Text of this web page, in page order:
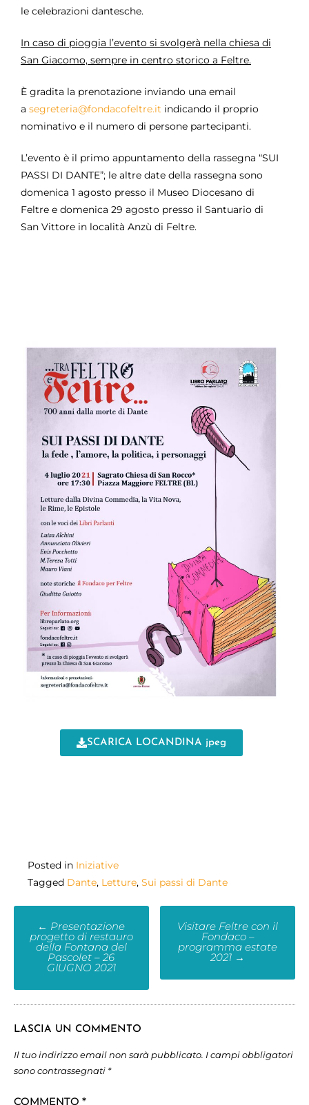
le celebrazioni dantesche.
In caso di pioggia l’evento si svolgerà nella chiesa di
San Giacomo, sempre in centro storico a Feltre.
È gradita la prenotazione inviando una email
a segreteria@fondacofeltre.it indicando il proprio
nominativo e il numero di persone partecipanti.
L’evento è il primo appuntamento della rassegna “SUI
PASSI DI DANTE”; le altre date della rassegna sono
domenica 1 agosto presso il Museo Diocesano di
Feltre e domenica 29 agosto presso il Santuario di
San Vittore in località Anzù di Feltre.
SCARICA LOCANDINA jpeg
Posted in Iniziative
Tagged Dante, Letture, Sui passi di Dante
← Presentazione
progetto di restauro
della Fontana del
Pascolet – 26
GIUGNO 2021
Visitare Feltre con il
Fondaco –
programma estate
2021 →
LASCIA UN COMMENTO
Il tuo indirizzo email non sarà pubblicato. I campi obbligatori
sono contrassegnati *
COMMENTO *